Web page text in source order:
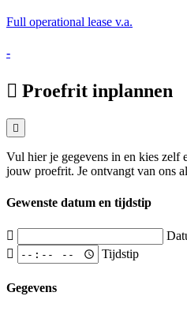
Full operational lease v.a.
-
Proefrit inplannen
Vul hier je gegevens in en kies zelf
jouw proefrit. Je ontvangt van ons
Gewenste datum en tijdstip
Tijdstip
Gegevens